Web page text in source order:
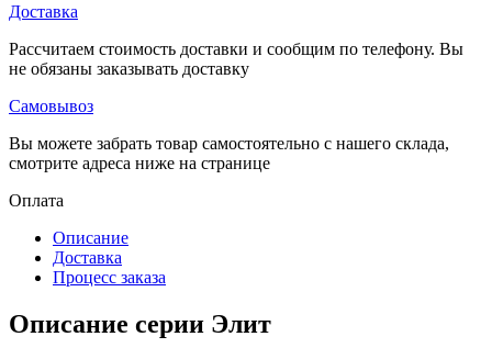
Доставка
Рассчитаем стоимость доставки и сообщим по телефону. Вы
не обязаны заказывать доставку
Самовывоз
Вы можете забрать товар самостоятельно с нашего склада,
смотрите адреса ниже на странице
Оплата
Описание
Доставка
Процесс заказа
Описание серии Элит